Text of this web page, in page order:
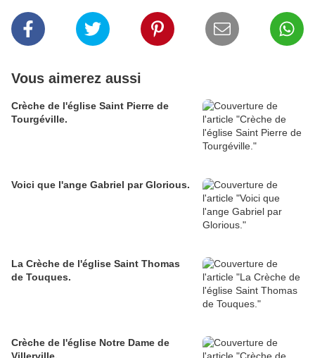
Vous aimerez aussi
Crèche de l'église Saint Pierre de
Tourgéville.
Voici que l'ange Gabriel par Glorious.
La Crèche de l'église Saint Thomas
de Touques.
Crèche de l'église Notre Dame de